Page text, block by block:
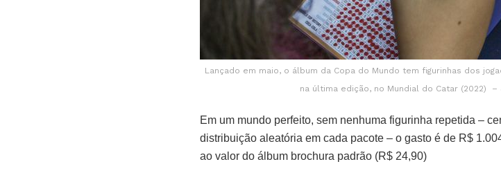
Lançado em maio, o álbum da Copa do Mundo tem figurinhas dos
na última edição, no Mundial do Catar (2022) –
Em um mundo perfeito, sem nenhuma figurinha repetida –
distribuição aleatória em cada pacote – o gasto é de R$
ao valor do álbum brochura padrão (R$ 24,90)